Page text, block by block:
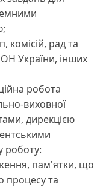
комісій, рад та
України, інших
робота
виховної
дирекцією
роботу:
пам'ятки, що
процесу та